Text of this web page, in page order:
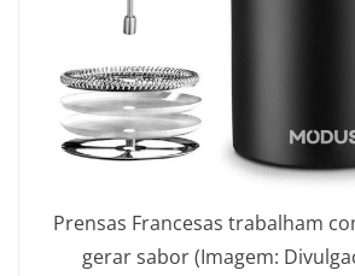
Prensas Francesas trabalham
gerar sabor (Imagem: